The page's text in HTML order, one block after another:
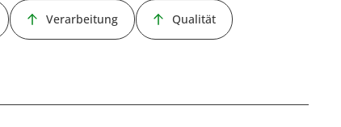
Verarbeitung Qualität